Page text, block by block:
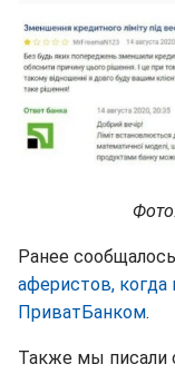
Ранее
аферистов,
ПриватБанком.
Также мы писали